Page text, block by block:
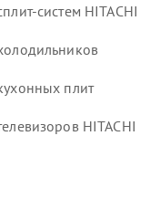
систем HITACHI
плит
HITACHI